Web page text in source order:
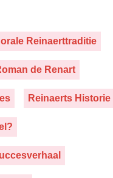
Reinaerttraditie
de Renart
Reinaerts Historie